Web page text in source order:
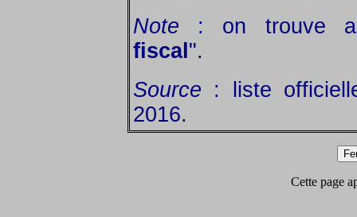
Note : on trouve
fiscal ".
Source : liste
2016.
Cette page